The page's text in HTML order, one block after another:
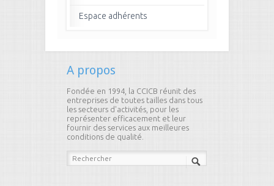
Espace adhérents
A propos
Fondée en 1994, la CCICB réunit des
entreprises de toutes tailles dans tous
les secteurs d'activités, pour les
représenter efficacement et leur
fournir des services aux meilleures
conditions de qualité.